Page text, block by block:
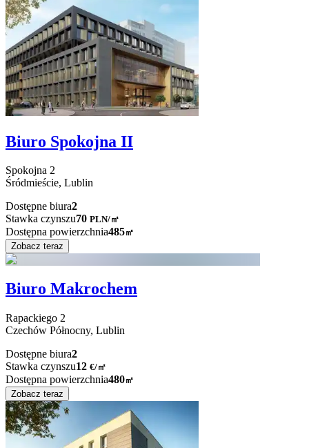
Biuro Spokojna II
Spokojna 2
Śródmieście, Lublin
Dostępne biura2
Stawka czynszu70 PLN/㎡
Dostępna powierzchnia485㎡
Zobacz teraz
Biuro Makrochem
Rapackiego 2
Czechów Północny, Lublin
Dostępne biura2
Stawka czynszu12 €/㎡
Dostępna powierzchnia480㎡
Zobacz teraz